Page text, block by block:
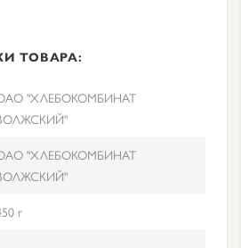
ТОВАРА:
"ХЛЕБОКОМБИНАТ
"ХЛЕБОКОМБИНАТ
г